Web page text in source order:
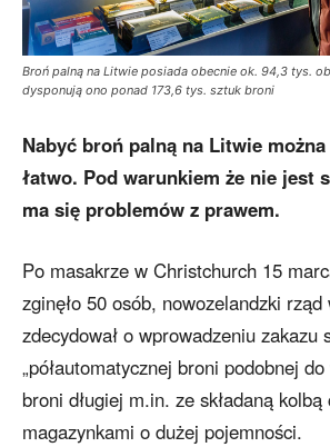
Broń palną na Litwie posiada obecnie ok. 94,3 tys.
dysponują ono ponad 173,6 tys. sztuk broni
Nabyć broń palną na Litwie
łatwo. Pod warunkiem że nie jest
ma się problemów z prawem.
Po masakrze w Christchurch 15
zginęło 50 osób, nowozelandzki
zdecydował o wprowadzeniu zakazu
„półautomatycznej broni podobnej
broni długiej m.in. ze składaną
magazynkami o dużej pojemności.